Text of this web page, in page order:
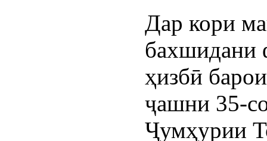
Дар кори
бахшидани
ҳизбӣ
ҷашни 35-
Ҷумҳурии